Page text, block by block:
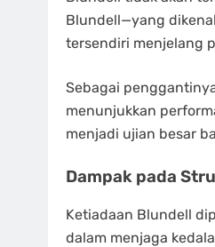
Blundell—yang
tersendiri menjelang
Sebagai
menunjukkan
menjadi ujian besar
Dampak pada
Ketiadaan Blundell
dalam menjaga